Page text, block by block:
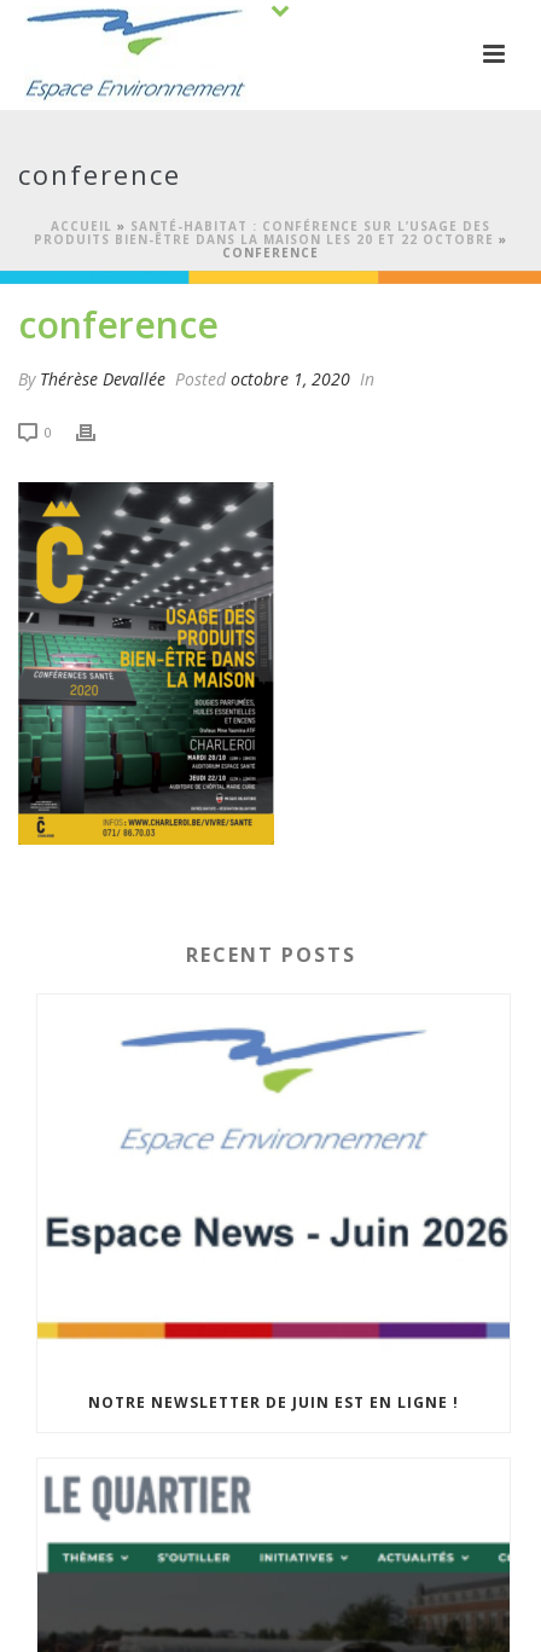
conference
ACCUEIL » SANTÉ-HABITAT : CONFÉRENCE SUR L’USAGE DES
PRODUITS BIEN-ÊTRE DANS LA MAISON LES 20 ET 22 OCTOBRE »
CONFERENCE
conference
By Thérèse Devallée Posted octobre 1, 2020 In
0
RECENT POSTS
NOTRE NEWSLETTER DE JUIN EST EN LIGNE !